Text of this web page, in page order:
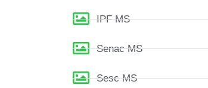
IPF MS
Senac MS
Sesc MS